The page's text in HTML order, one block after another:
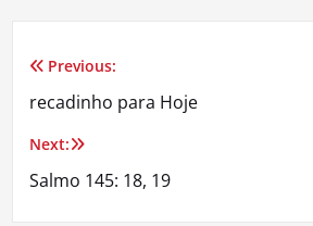
Navegação
de
Post
Previous:
recadinho para Hoje
Next:
Salmo 145: 18, 19